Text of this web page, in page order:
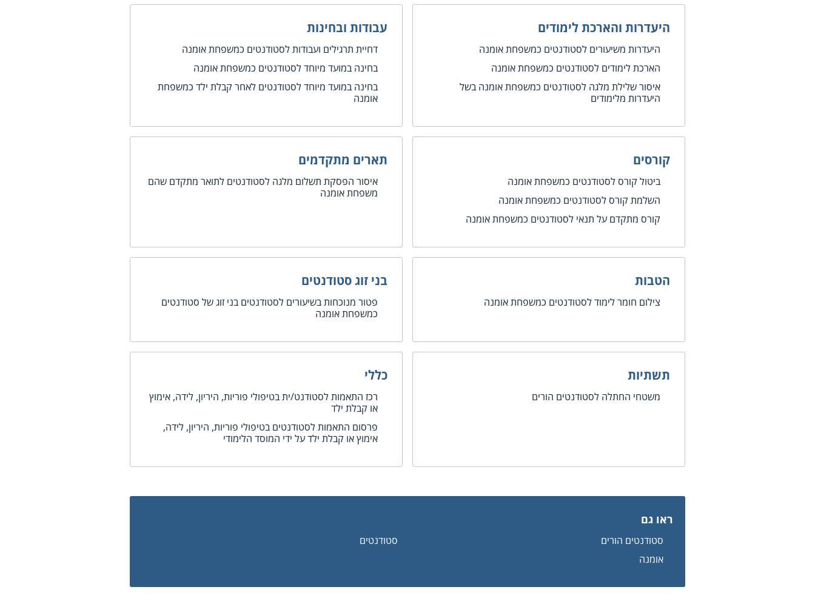
היעדרות והארכת לימודים
היעדרות משיעורים לסטודנטים כמשפחת אומנה
הארכת לימודים לסטודנטים כמשפחת אומנה
איסור שלילת מלגה לסטודנטים כמשפחת אומנה בשל
היעדרות מלימודים
עבודות ובחינות
דחיית תרגילים ועבודות לסטודנטים כמשפחת אומנה
בחינה במועד מיוחד לסטודנטים כמשפחת אומנה
בחינה במועד מיוחד לסטודנטים לאחר קבלת ילד כמשפחת
אומנה
קורסים
ביטול קורס לסטודנטים כמשפחת אומנה
השלמת קורס לסטודנטים כמשפחת אומנה
קורס מתקדם על תנאי לסטודנטים כמשפחת אומנה
תארים מתקדמים
איסור הפסקת תשלום מלגה לסטודנטים לתואר מתקדם שהם
משפחת אומנה
הטבות
צילום חומר לימוד לסטודנטים כמשפחת אומנה
בני זוג סטודנטים
פטור מנוכחות בשיעורים לסטודנטים בני זוג של סטודנטים
כמשפחת אומנה
תשתיות
משטחי החתלה לסטודנטים הורים
כללי
רכז התאמות לסטודנט/ית בטיפולי פוריות, היריון, לידה, אימוץ
או קבלת ילד
פרסום התאמות לסטודנטים בטיפולי פוריות, היריון, לידה,
אימוץ או קבלת ילד על ידי המוסד הלימודי
ראו גם
סטודנטים הורים
סטודנטים
אומנה